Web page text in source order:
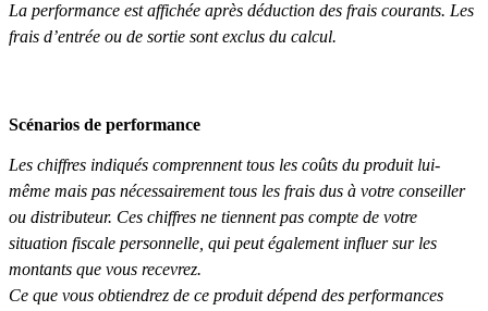
La performance est affichée après déduction des frais courants. Les
frais d’entrée ou de sortie sont exclus du calcul.
Scénarios de performance
Les chiffres indiqués comprennent tous les coûts du produit lui-
même mais pas nécessairement tous les frais dus à votre conseiller
ou distributeur. Ces chiffres ne tiennent pas compte de votre
situation fiscale personnelle, qui peut également influer sur les
montants que vous recevrez.
Ce que vous obtiendrez de ce produit dépend des performances